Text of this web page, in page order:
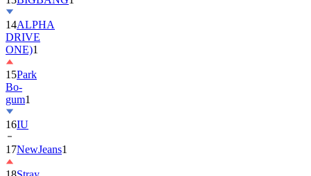
14ALPHA
DRIVE
ONE)1
15Park
Bo-
gum1
16IU
17NewJeans1